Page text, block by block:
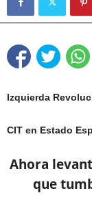
Izquierda
CIT en Estado
Ahora
que